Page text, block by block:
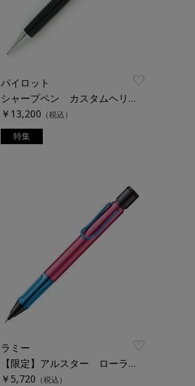
パイロット
シャープペン カスタムヘリテイジ９１
￥13,200 （税込）
特集
ラミー
【限定】アルスター ローラースケート シャープペンシル
￥5,720 （税込）